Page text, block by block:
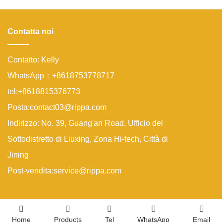
Contatta noi
Contatto: Kelly
WhatsApp：+8618753778717
tel:+8618815376773
Posta:contact03@rippa.com
Indirizzo: No. 39, Guang'an Road, Ufficio del
Sottodistretto di Liuxing, Zona Hi-tech, Città di
Jining
Post-vendita:service@rippa.com
Home Products Tel WhatsApp Email